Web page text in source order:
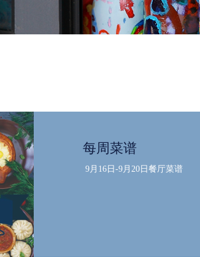
每周菜谱
9月16日-9月20日餐厅菜谱